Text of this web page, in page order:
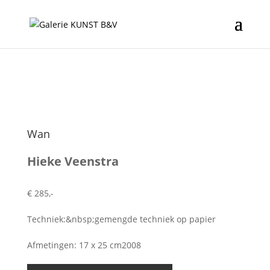
Wan
Hieke Veenstra
€ 285,-
Techniek:&nbsp;gemengde techniek op papier
Afmetingen: 17 x 25 cm2008